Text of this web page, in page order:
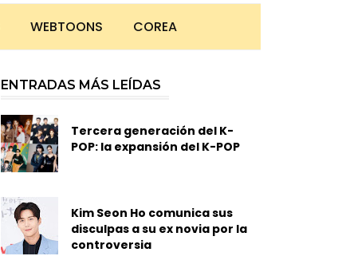
WEBTOONS COREA
ENTRADAS MÁS LEÍDAS
Tercera generación del K-
POP: la expansión del K-POP
Kim Seon Ho comunica sus
disculpas a su ex novia por la
controversia